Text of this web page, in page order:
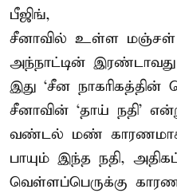
பீஜிங்,
சீனாவில் உள்ள மஞ்சள்
அந்நாட்டின் இரண்டாவது
இது ‘சீன நாகரிகத்தின்
சீனாவின் ‘தாய் நதி’
வண்டல் மண் காரணமாக
பாயும் இந்த நதி,
வெள்ளப்பெருக்கு